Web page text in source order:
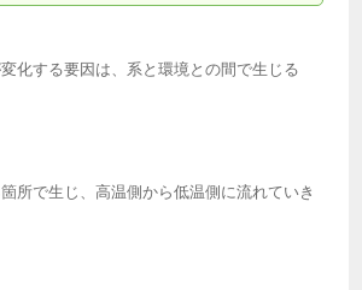
化する要因は、系と環境との間で生じる
所で生じ、高温側から低温側に流れていき